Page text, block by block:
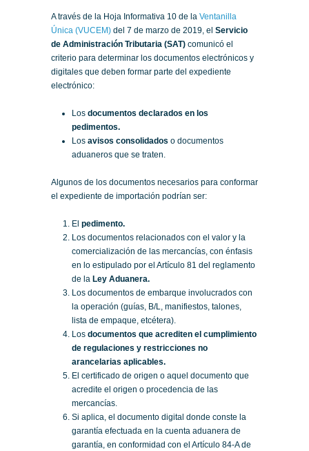
A través de la Hoja Informativa 10 de la Ventanilla
Única (VUCEM) del 7 de marzo de 2019, el Servicio
de Administración Tributaria (SAT) comunicó el
criterio para determinar los documentos electrónicos y
digitales que deben formar parte del expediente
electrónico:
Los documentos declarados en los
pedimentos.
Los avisos consolidados o documentos
aduaneros que se traten.
Algunos de los documentos necesarios para conformar
el expediente de importación podrían ser:
El pedimento.
Los documentos relacionados con el valor y la
comercialización de las mercancías, con énfasis
en lo estipulado por el Artículo 81 del reglamento
de la Ley Aduanera.
Los documentos de embarque involucrados con
la operación (guías, B/L, manifiestos, talones,
lista de empaque, etcétera).
Los documentos que acrediten el cumplimiento
de regulaciones y restricciones no
arancelarias aplicables.
El certificado de origen o aquel documento que
acredite el origen o procedencia de las
mercancías.
Si aplica, el documento digital donde conste la
garantía efectuada en la cuenta aduanera de
garantía, en conformidad con el Artículo 84-A de